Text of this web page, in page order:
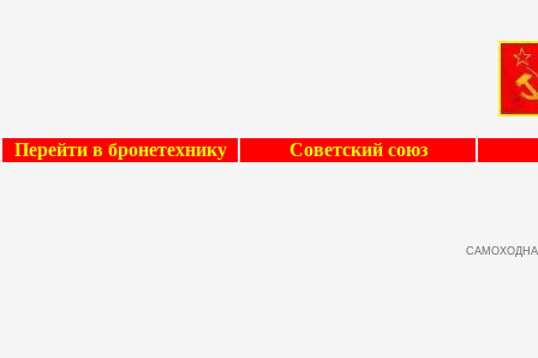
Перейти в бронетехнику Советский союз